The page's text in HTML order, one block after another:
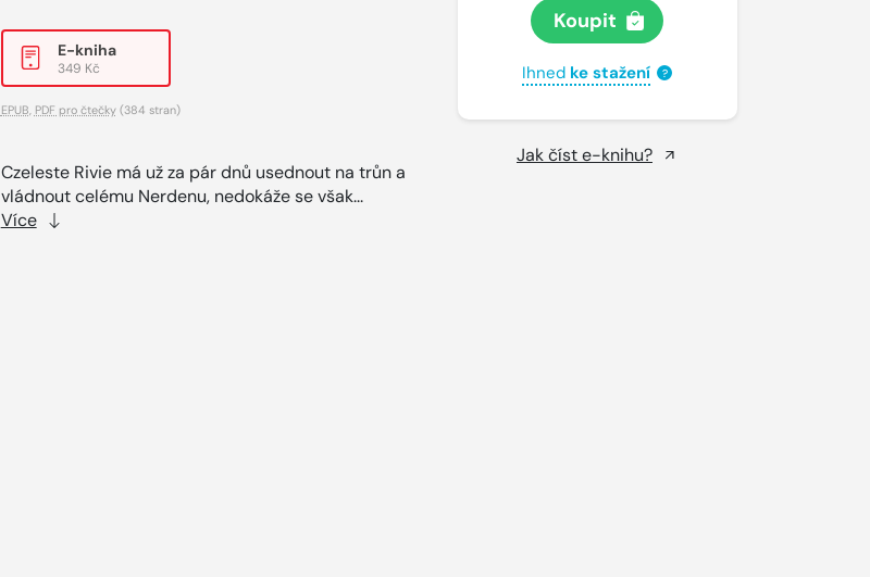
E-kniha
349 Kč
EPUB PDF pro čtečky(384 stran)
Czeleste Rivie má už za pár dnů usednout na trůn a
vládnout celému Nerdenu, nedokáže se však...
Více
Koupit
Ihned ke stažení ?
Jak číst e-knihu?